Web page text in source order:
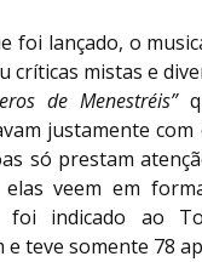
foi lançado, o
críticas mistas e
de Menestréis”
justamente
só prestam
elas veem em
foi indicado ao
teve somente 78